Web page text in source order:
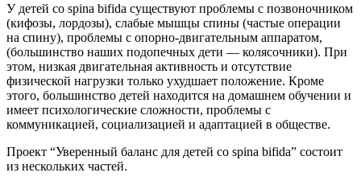
У детей со spina bifida существуют проблемы с позвоночником
(кифозы, лордозы), слабые мышцы спины (частые операции
на спину), проблемы с опорно-двигательным аппаратом,
(большинство наших подопечных дети — колясочники). При
этом, низкая двигательная активность и отсутствие
физической нагрузки только ухудшает положение. Кроме
этого, большинство детей находится на домашнем обучении и
имеет психологические сложности, проблемы с
коммуникацией, социализацией и адаптацией в обществе.
Проект “Уверенный баланс для детей со spina bifida” состоит
из нескольких частей.